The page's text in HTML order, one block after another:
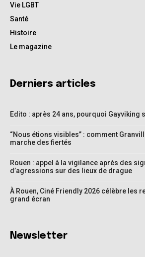
Vie LGBT
Santé
Histoire
Le magazine
Derniers articles
Edito : après 24 ans, pourquoi Gayviking
“Nous étions visibles” : comment
marche des fiertés
Rouen : appel à la vigilance après des
d’agressions sur des lieux de drague
À Rouen, Ciné Friendly 2026 célèbre les
grand écran
Newsletter